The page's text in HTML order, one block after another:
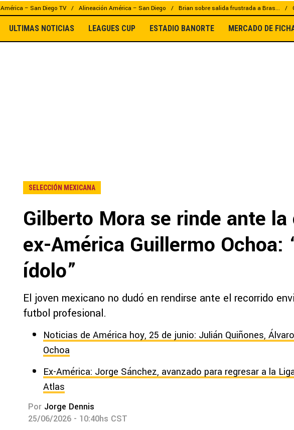
América – San Diego TV Alineación América – San Diego Brian sobre salida frustrada a Bras...
ULTIMAS NOTICIAS LEAGUES CUP ESTADIO BANORTE MERCADO DE
SELECCIÓN MEXICANA
Gilberto Mora se rinde ante la
ex-América Guillermo Ochoa:
ídolo”
El joven mexicano no dudó en rendirse ante el recorrido
futbol profesional.
Noticias de América hoy, 25 de junio: Julián Quiñones,
Ochoa
Ex-América: Jorge Sánchez, avanzado para regresar a la
Atlas
Por Jorge Dennis
25/06/2026 - 10:40hs CST